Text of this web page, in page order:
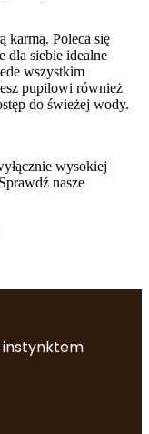
karmą. Poleca się
dla siebie idealne
wszystkim
pupilowi również
do świeżej wody.
wysokiej
nasze
instynktem